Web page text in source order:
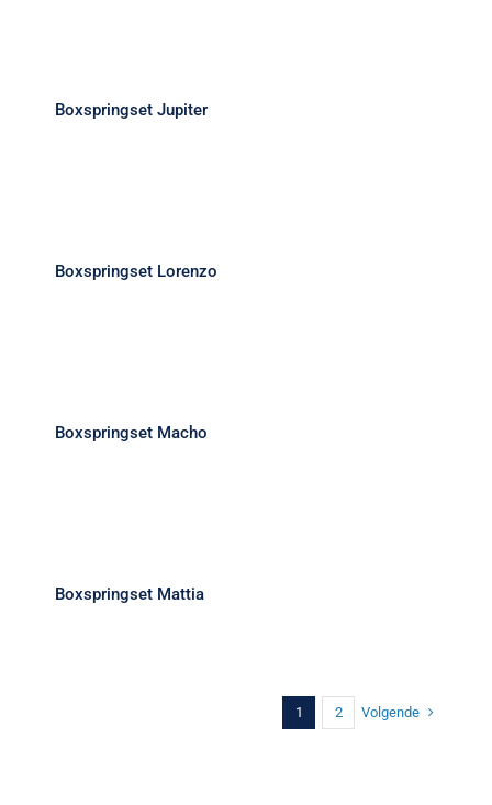
Boxspringset Jupiter
Boxspringset Lorenzo
Boxspringset Macho
Boxspringset Mattia
1 2 Volgende